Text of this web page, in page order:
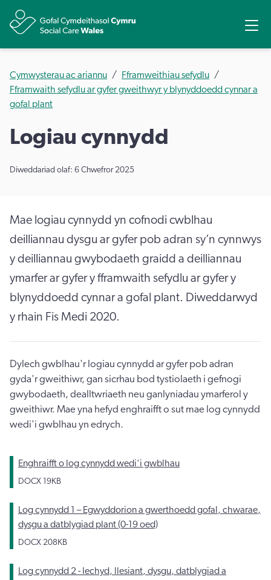
Cymwysterau ac ariannu
Fframweithiau sefydlu
Fframwaith sefydlu ar gyfer gweithwyr y blynyddoedd cynnar a
gofal plant
Logiau cynnydd
Diweddariad olaf: 6 Chwefror 2025
Mae logiau cynnydd yn cofnodi cwblhau
deilliannau dysgu ar gyfer pob adran sy’n cynnwys
y deilliannau gwybodaeth graidd a deilliannau
ymarfer ar gyfer y fframwaith sefydlu ar gyfer y
blynyddoedd cynnar a gofal plant. Diweddarwyd
y rhain Fis Medi 2020.
Dylech gwblhau'r logiau cynnydd ar gyfer pob adran
gyda'r gweithiwr, gan sicrhau bod tystiolaeth i gefnogi
gwybodaeth, dealltwriaeth neu ganlyniadau ymarferol y
gweithiwr. Mae yna hefyd enghraifft o sut mae log cynnydd
wedi'i gwblhau yn edrych.
Enghraifft o log cynnydd wedi'i gwblhau
DOCX 19KB
Log cynnydd 1 – Egwyddorion a gwerthoedd gofal, chwarae,
dysgu a datblygiad plant (0-19 oed)
DOCX 208KB
Log cynnydd 2 - Iechyd, llesiant, dysgu, datblygiad a